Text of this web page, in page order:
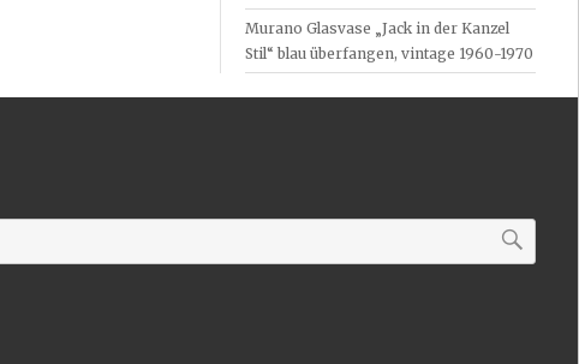
Murano Glasvase „Jack in der Kanzel
Stil“ blau überfangen, vintage 1960-1970